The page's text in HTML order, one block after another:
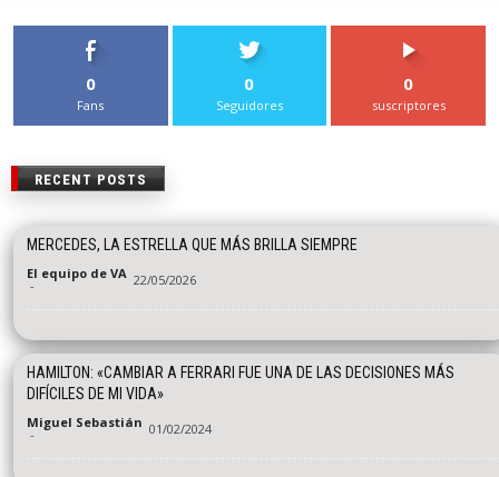
0
Fans
0
Seguidores
0
suscriptores
RECENT POSTS
MERCEDES, LA ESTRELLA QUE MÁS BRILLA SIEMPRE
El equipo de VA
- 22/05/2026
HAMILTON: «CAMBIAR A FERRARI FUE UNA DE LAS DECISIONES MÁS
DIFÍCILES DE MI VIDA»
Miguel Sebastián
- 01/02/2024